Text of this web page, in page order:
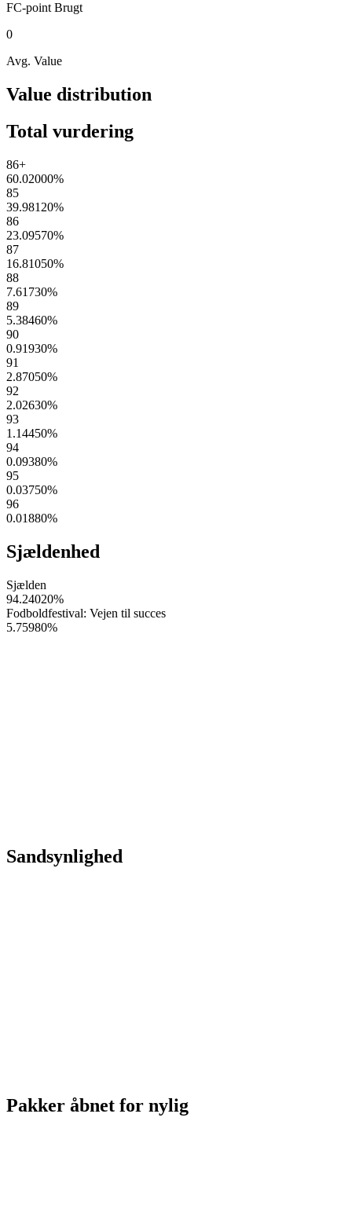
FC-point Brugt
0
Avg. Value
Value distribution
Total vurdering
86+
60.02000%
85
39.98120%
86
23.09570%
87
16.81050%
88
7.61730%
89
5.38460%
90
0.91930%
91
2.87050%
92
2.02630%
93
1.14450%
94
0.09380%
95
0.03750%
96
0.01880%
Sjældenhed
Sjælden
94.24020%
Fodboldfestival: Vejen til succes
5.75980%
Sandsynlighed
Pakker åbnet for nylig